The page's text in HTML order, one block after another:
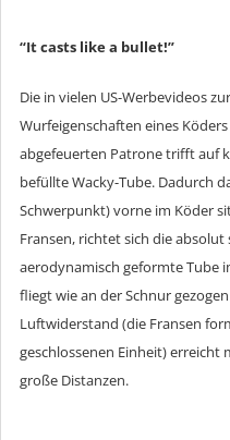
“It casts like a bullet!”
Die in vielen US-Werbevideos
Wurfeigenschaften eines
abgefeuerten Patrone trifft auf
befüllte Wacky-Tube. Dadurch
Schwerpunkt) vorne im Köder
Fransen, richtet sich die
aerodynamisch geformte Tube
fliegt wie an der Schnur
Luftwiderstand (die Fransen
geschlossenen Einheit) erreicht
große Distanzen.